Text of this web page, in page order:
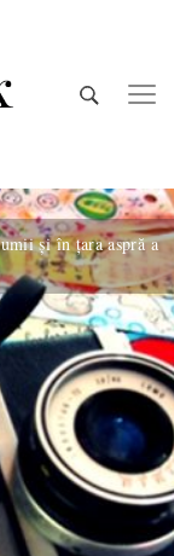
și în țara aspră a